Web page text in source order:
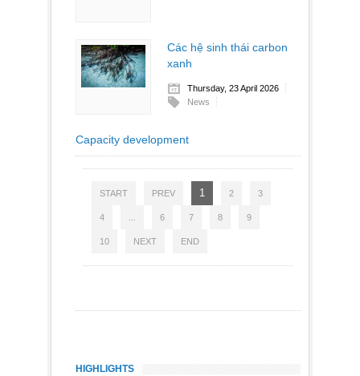
Các hệ sinh thái carbon
xanh
Thursday, 23 April 2026
News
Capacity development
START PREV 1 2 3
4 6 7 8 9
10 NEXT END
HIGHLIGHTS